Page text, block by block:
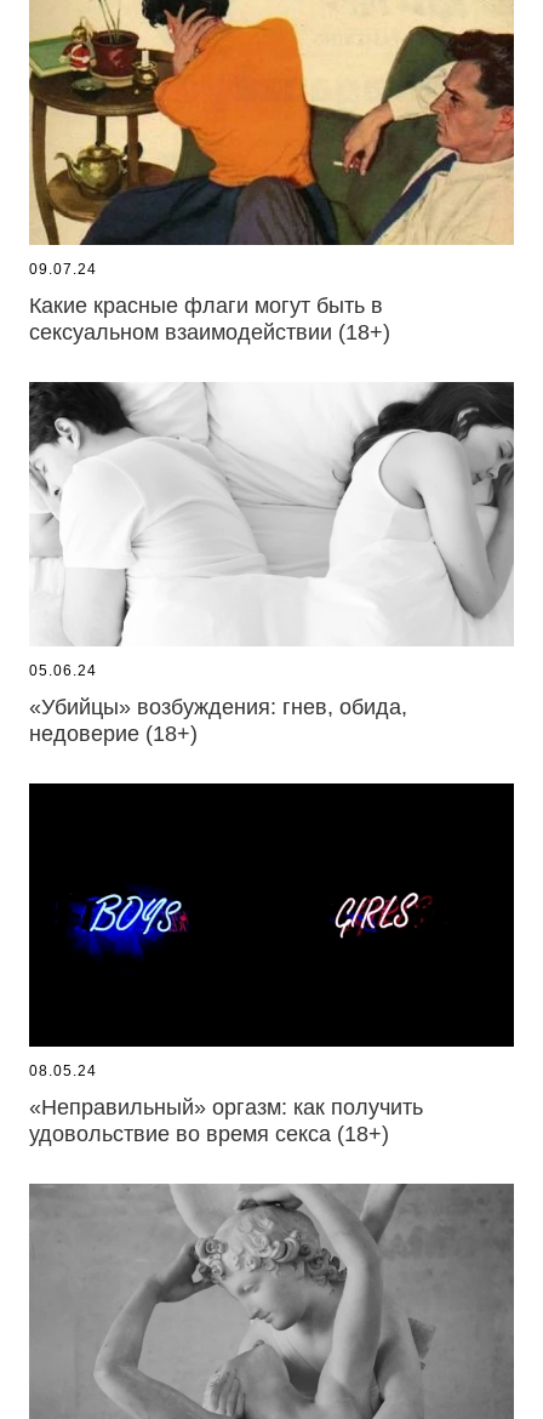
09.07.24
Какие красные флаги могут быть в
сексуальном взаимодействии (18+)
05.06.24
«Убийцы» возбуждения: гнев, обида,
недоверие (18+)
08.05.24
«Неправильный» оргазм: как получить
удовольствие во время секса (18+)